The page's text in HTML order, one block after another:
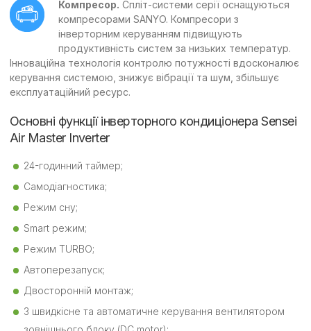
Компресор. Спліт-системи серії оснащуються
компресорами SANYO. Компресори з
інверторним керуванням підвищують
продуктивність систем за низьких температур.
Інноваційна технологія контролю потужності вдосконалює
керування системою, знижує вібрації та шум, збільшує
експлуатаційний ресурс.
Основні функції інверторного кондиціонера Sensei
Air Master Inverter
24-годинний таймер;
Самодіагностика;
Режим сну;
Smart режим;
Режим TURBO;
Автоперезапуск;
Двосторонній монтаж;
3 швидкісне та автоматичне керування вентилятором